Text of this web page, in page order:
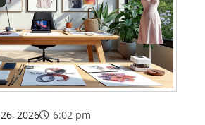
2026
6:02 pm